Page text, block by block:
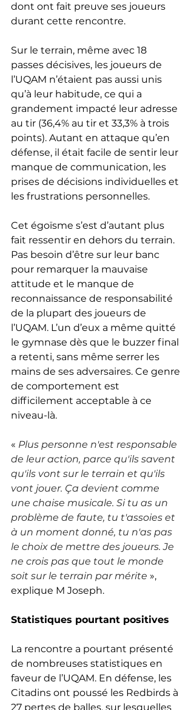
dont ont fait preuve ses joueurs
durant cette rencontre.
Sur le terrain, même avec 18
passes décisives, les joueurs de
l’UQAM n’étaient pas aussi unis
qu’à leur habitude, ce qui a
grandement impacté leur adresse
au tir (36,4% au tir et 33,3% à trois
points). Autant en attaque qu’en
défense, il était facile de sentir leur
manque de communication, les
prises de décisions individuelles et
les frustrations personnelles.
Cet égoïsme s’est d’autant plus
fait ressentir en dehors du terrain.
Pas besoin d’être sur leur banc
pour remarquer la mauvaise
attitude et le manque de
reconnaissance de responsabilité
de la plupart des joueurs de
l’UQAM. L’un d’eux a même quitté
le gymnase dès que le buzzer final
a retenti, sans même serrer les
mains de ses adversaires. Ce genre
de comportement est
difficilement acceptable à ce
niveau-là.
« Plus personne n'est responsable
de leur action, parce qu'ils savent
qu'ils vont sur le terrain et qu'ils
vont jouer. Ça devient comme
une chaise musicale. Si tu as un
problème de faute, tu t'assoies et
à un moment donné, tu n'as pas
le choix de mettre des joueurs. Je
ne crois pas que tout le monde
soit sur le terrain par mérite »,
explique M Joseph.
Statistiques pourtant positives
La rencontre a pourtant présenté
de nombreuses statistiques en
faveur de l’UQAM. En défense, les
Citadins ont poussé les Redbirds à
27 pertes de balles, sur lesquelles